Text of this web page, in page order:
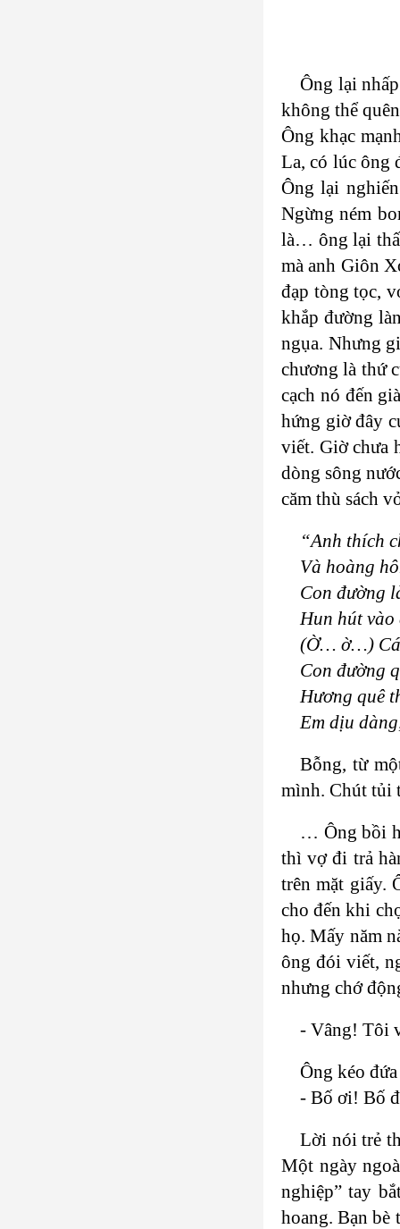
Ông lại
không thể
Ông khạc
La, có lúc ông
Ông lại
Ngừng ném
là… ông lại
mà anh Giôn
đạp tòng tọc,
khắp đường
ngụa. Nhưng
chương là thứ
cạch nó đến
hứng giờ đây
viết. Giờ chưa
dòng sông
căm thù sách
“Anh thích
Và hoàng
Con đường
Hun hút
(Ờ… ờ…)
Con đường
Hương quê
Em dịu
Bỗng, từ
mình. Chút tủi
… Ông bồi
thì vợ đi trả
trên mặt giấy.
cho đến khi
họ. Mấy năm
ông đói viết,
nhưng chớ
- Vâng! Tôi
Ông kéo
- Bố ơi! Bố
Lời nói trẻ
Một ngày
nghiệp” tay
hoang. Bạn bè